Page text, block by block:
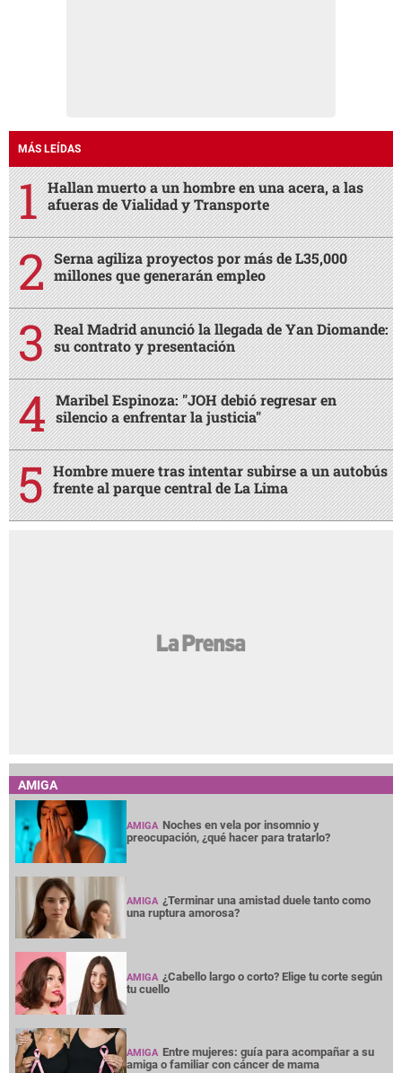
MÁS LEÍDAS
Hallan muerto a un hombre en una acera, a las
afueras de Vialidad y Transporte
Serna agiliza proyectos por más de L35,000
millones que generarán empleo
Real Madrid anunció la llegada de Yan Diomande:
su contrato y presentación
Maribel Espinoza: "JOH debió regresar en
silencio a enfrentar la justicia"
Hombre muere tras intentar subirse a un autobús
frente al parque central de La Lima
AMIGA
AMIGA Noches en vela por insomnio y
preocupación, ¿qué hacer para tratarlo?
AMIGA ¿Terminar una amistad duele tanto como
una ruptura amorosa?
AMIGA ¿Cabello largo o corto? Elige tu corte según
tu cuello
AMIGA Entre mujeres: guía para acompañar a su
amiga o familiar con cáncer de mama